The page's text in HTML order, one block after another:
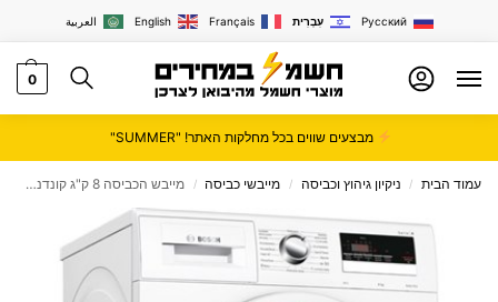
العربية English Français עִבְרִית Русский
0
מבצעים שווים בכל מחלקות האתר! "SUMMER"
עמוד הבית / ניקיון גיהוץ וכביסה / מייבשי כביסה / מייבש הכביסה 8 ק"ג קונדנסור Bosch עם טכנולוגיית HEAD PUMP דגם WTR85V0TPL